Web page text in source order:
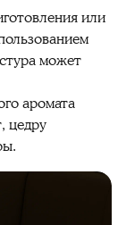
или
может
аромата
цедру